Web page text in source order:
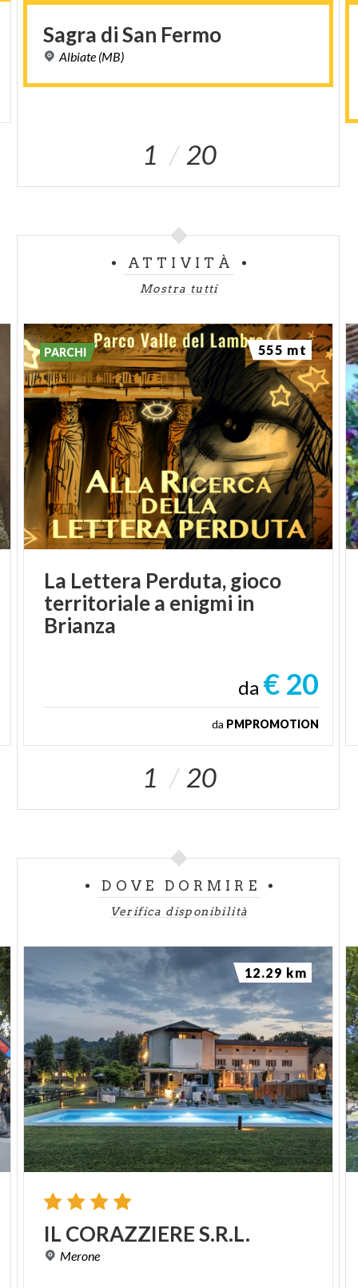
Sagra diSan Fermo
Albiate (MB)
1 20
ATTIVITÀ
Mostra tutti
La Lettera Perduta, gioco
territoriale a enigmi in
Brianza
da € 20
da PMPROMOTION
PARCHI 555 mt
1 20
DOVE DORMIRE
Verifica disponibilità
IL CORAZZIERES.R.L.
Merone
12.29 km